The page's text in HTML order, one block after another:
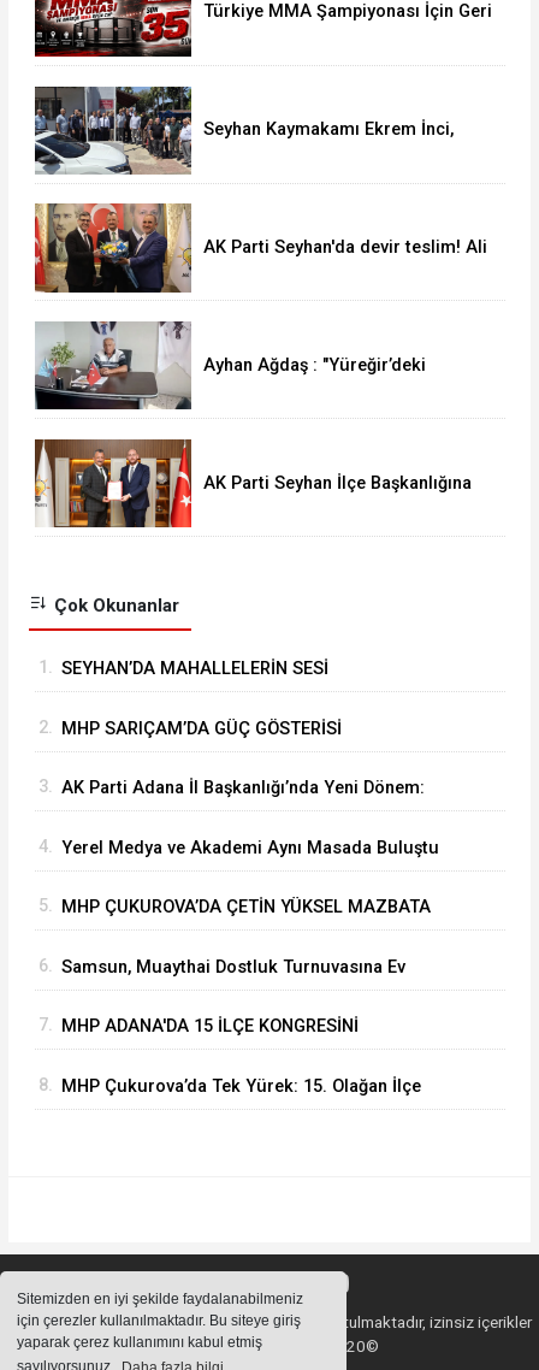
Sitemizden en iyi şekilde faydalanabilmeniz
için çerezler kullanılmaktadır. Bu siteye giriş
yaparak çerez kullanımını kabul etmiş
Türkiye MMA Şampiyonası İçin Geri
Seyhan Kaymakamı Ekrem İnci,
AK Parti Seyhan'da devir teslim! Ali
Ayhan Ağdaş : "Yüreğir’deki
AK Parti Seyhan İlçe Başkanlığına
Çok Okunanlar
1. SEYHAN’DA MAHALLELERİN SESİ
2. MHP SARIÇAM’DA GÜÇ GÖSTERİSİ
3. AK Parti Adana İl Başkanlığı’nda Yeni Dönem:
4. Yerel Medya ve Akademi Aynı Masada Buluştu
5. MHP ÇUKUROVA’DA ÇETİN YÜKSEL MAZBATA
6. Samsun, Muaythai Dostluk Turnuvasına Ev
7. MHP ADANA'DA 15 İLÇE KONGRESİNİ
8. MHP Çukurova’da Tek Yürek: 15. Olağan İlçe
Sitemizde bulunan içeriklerin tüm hakları saklı tutulmaktadır, izinsiz içerikler
kullanılamaz. Copyright 2020©